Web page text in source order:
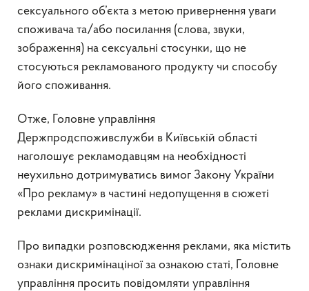
сексуального об’єкта з метою привернення уваги
споживача та/або посилання (слова, звуки,
зображення) на сексуальні стосунки, що не
стосуються рекламованого продукту чи способу
його споживання.
Отже, Головне управління
Держпродспоживслужби в Київській області
наголошує рекламодавцям на необхідності
неухильно дотримуватись вимог Закону України
«Про рекламу» в частині недопущення в сюжеті
реклами дискримінації.
Про випадки розповсюдження реклами, яка містить
ознаки дискримінаціної за ознакою статі, Головне
управління просить повідомляти управління